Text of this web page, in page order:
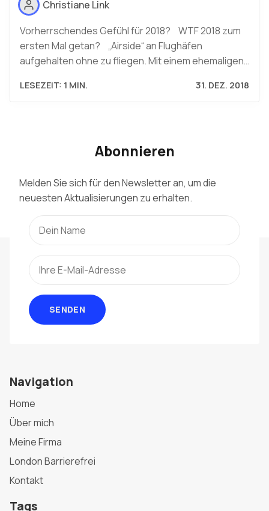
Christiane Link
Vorherrschendes Gefühl für 2018? WTF 2018 zum
ersten Mal getan? „Airside“ an Flughäfen
aufgehalten ohne zu fliegen. Mit einem ehemaligen…
LESEZEIT: 1 MIN. 31. DEZ. 2018
Abonnieren
Melden Sie sich für den Newsletter an, um die
neuesten Aktualisierungen zu erhalten.
SENDEN
Navigation
Home
Über mich
Meine Firma
London Barrierefrei
Kontakt
Tags